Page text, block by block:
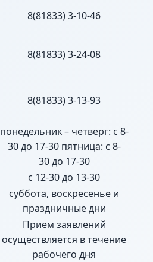
8(81833) 3-10-46
8(81833) 3-24-08
8(81833) 3-13-93
понедельник – четверг: с 8-
30 до 17-30 пятница: с 8-
30 до 17-30
с 12-30 до 13-30
суббота, воскресенье и
праздничные дни
Прием заявлений
осуществляется в течение
рабочего дня